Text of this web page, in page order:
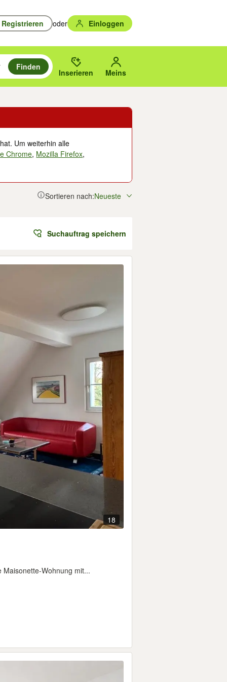
Registrieren oder Einloggen
und mit Eingabetaste auswählen.
zu suchen, oder Vorschläge mit den Pfeiltasten nach oben/
gewählten Orts oder PLZ.
Finden
Inserieren Meins
Um weiterhin alle
Chrome, Mozilla Firefox,
Sortieren nach:Neueste
Suchauftrag speichern
18
Wohnung mit...